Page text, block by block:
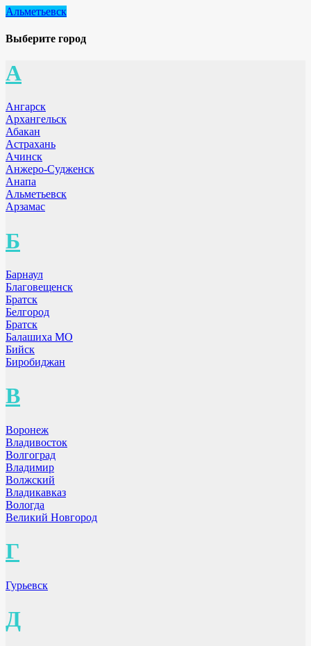
Альметьевск
Выберите город
А
Ангарск
Архангельск
Абакан
Астрахань
Ачинск
Анжеро-Судженск
Анапа
Альметьевск
Арзамас
Б
Барнаул
Благовещенск
Братск
Белгород
Братск
Балашиха МО
Бийск
Биробиджан
В
Воронеж
Владивосток
Волгоград
Владимир
Волжский
Владикавказ
Вологда
Великий Новгород
Г
Гурьевск
Д